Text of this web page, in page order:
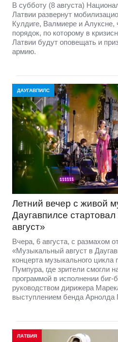
В субботу (8 августа)
Латвии развернут
Кулдиге, Валмиере и Алуксне,
порядок, по которому в
Латвии будут оповещать и
армию.
ДАУГАВПИЛС
Летний вечер с живой
Даугавпилсе
август»
Вчера, 6 августа, с размахом
«Музыкальный август в
концерта музыкального цикла
Пумпура, где зрители смогли
программой в исполнении биг-
руководством дирижера
выступлением бенда Арнолда
ЛАТВИЯ